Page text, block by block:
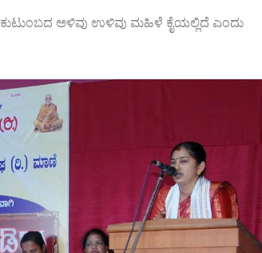
ಕುಟುಂಬದ ಅಳಿವು ಉಳಿವು ಮಹಿಳೆ ಕೈಯಲ್ಲಿದೆ ಎಂದು